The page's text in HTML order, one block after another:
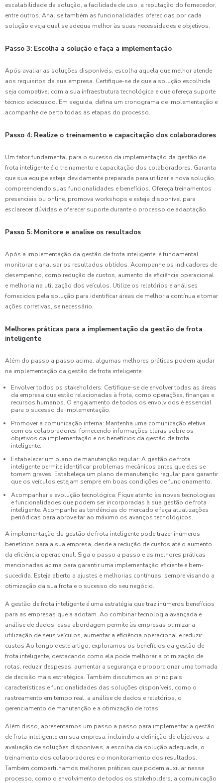
escalabilidade da solução, a facilidade de uso, a reputação do fornecedor,
entre outros. Analise também as funcionalidades oferecidas por cada
solução e veja qual se adequa melhor às suas necessidades e objetivos.
Passo 3: Escolha a solução e faça a implementação
Após avaliar as soluções disponíveis, escolha aquela que melhor atende
aos requisitos da sua empresa. Certifique-se de que a solução escolhida
seja compatível com a sua infraestrutura tecnológica e que ofereça suporte
técnico adequado. Em seguida, defina um cronograma de implementação e
acompanhe de perto todas as etapas do processo.
Passo 4: Realize o treinamento e capacitação dos colaboradores
Um fator fundamental para o sucesso da implementação da gestão de
frota inteligente é o treinamento e capacitação dos colaboradores. Garanta
que sua equipe esteja devidamente preparada para utilizar a nova solução,
compreendendo suas funcionalidades e benefícios. Ofereça treinamentos
presenciais ou online, promova workshops e esteja disponível para
esclarecer dúvidas e oferecer suporte durante o processo de adaptação.
Passo 5: Monitore e analise os resultados
Após a implementação da gestão de frota inteligente, é fundamental
monitorar e analisar os resultados obtidos. Acompanhe os indicadores de
desempenho, como redução de custos, aumento da eficiência operacional
e melhoria na utilização dos veículos. Utilize os relatórios e análises
fornecidos pela solução para identificar áreas de melhoria contínua e tomar
ações corretivas, se necessário.
Melhores práticas para a implementação da gestão de frota
inteligente
Além do passo a passo acima, algumas melhores práticas podem ajudar
na implementação da gestão de frota inteligente:
Envolver todos os stakeholders: Certifique-se de envolver todas as áreas
da empresa que estão relacionadas à frota, como operações, finanças e
recursos humanos. O engajamento de todos os envolvidos é essencial
para o sucesso da implementação.
Promover a comunicação interna: Mantenha uma comunicação efetiva
com os colaboradores, fornecendo informações claras sobre os
objetivos da implementação e os benefícios da gestão de frota
inteligente.
Estabelecer um plano de manutenção regular: A gestão de frota
inteligente permite identificar problemas mecânicos antes que eles se
tornem graves. Estabeleça um plano de manutenção regular para garantir
que os veículos estejam sempre em boas condições de funcionamento.
Acompanhar a evolução tecnológica: Fique atento às novas tecnologias
e funcionalidades que podem ser incorporadas à sua gestão de frota
inteligente. Acompanhe as tendências do mercado e faça atualizações
periódicas para aproveitar ao máximo os avanços tecnológicos.
A implementação da gestão de frota inteligente pode trazer inúmeros
benefícios para a sua empresa, desde a redução de custos até o aumento
da eficiência operacional. Siga o passo a passo e as melhores práticas
mencionadas acima para garantir uma implementação eficiente e bem-
sucedida. Esteja aberto a ajustes e melhorias contínuas, sempre visando a
otimização da sua frota e o sucesso do seu negócio.
A gestão de frota inteligente é uma estratégia que traz inúmeros benefícios
para as empresas que a adotam. Ao combinar tecnologia avançada e
análise de dados, essa abordagem permite às empresas otimizar a
utilização de seus veículos, aumentar a eficiência operacional e reduzir
custos.Ao longo deste artigo, exploramos os benefícios da gestão de
frota inteligente, destacando como ela pode melhorar a otimização de
rotas, reduzir despesas, aumentar a segurança e proporcionar uma tomada
de decisão mais estratégica. Também discutimos as principais
características e funcionalidades das soluções disponíveis, como o
rastreamento em tempo real, a análise de dados e relatórios, o
gerenciamento de manutenção e a otimização de rotas.
Além disso, apresentamos um passo a passo para implementar a gestão
de frota inteligente em sua empresa, incluindo a definição de objetivos, a
avaliação de soluções disponíveis, a escolha da solução adequada, o
treinamento dos colaboradores e o monitoramento dos resultados.
Também compartilhamos melhores práticas que podem auxiliar nesse
processo, como o envolvimento de todos os stakeholders, a comunicação